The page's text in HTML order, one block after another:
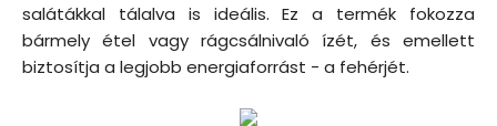
salátákkal tálalva is ideális. Ez a termék fokozza
bármely étel vagy rágcsálnivaló ízét, és emellett
biztosítja a legjobb energiaforrást - a fehérjét.